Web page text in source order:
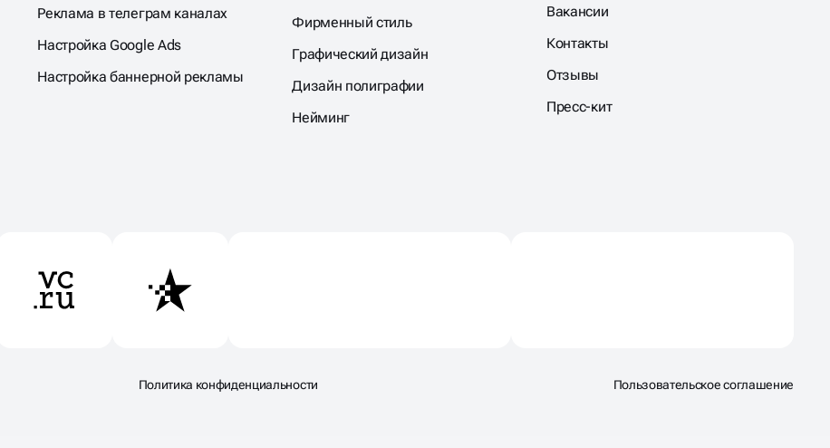
Реклама в телеграм каналах
Настройка Google Ads
Настройка баннерной рекламы
Фирменный стиль
Графический дизайн
Дизайн полиграфии
Нейминг
Вакансии
Контакты
Отзывы
Пресс-кит
Политика конфиденциальности Пользовательское соглашение